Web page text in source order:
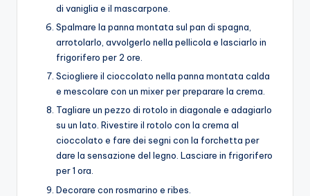
di vaniglia e il mascarpone.
Spalmare la panna montata sul pan di spagna,
arrotolarlo, avvolgerlo nella pellicola e lasciarlo in
frigorifero per 2 ore.
Sciogliere il cioccolato nella panna montata calda
e mescolare con un mixer per preparare la crema.
Tagliare un pezzo di rotolo in diagonale e adagiarlo
su un lato. Rivestire il rotolo con la crema al
cioccolato e fare dei segni con la forchetta per
dare la sensazione del legno. Lasciare in frigorifero
per 1 ora.
Decorare con rosmarino e ribes.